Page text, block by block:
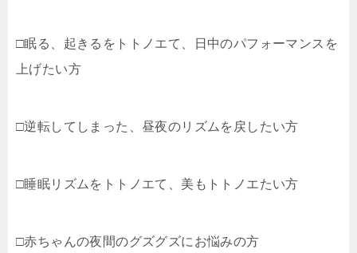
□眠る、起きるをトトノエて、日中のパフォーマンスを
上げたい方
□逆転してしまった、昼夜のリズムを戻したい方
□睡眠リズムをトトノエて、美もトトノエたい方
□赤ちゃんの夜間のグズグズにお悩みの方